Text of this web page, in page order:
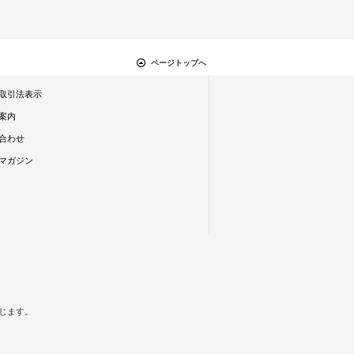
ページトップへ
引法表示
内
わせ
ガジン
す。